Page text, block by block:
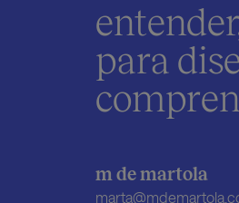
para
m de martola